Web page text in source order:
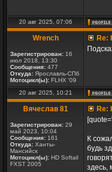
20 авг 2025, 07:06
Wrench
Зарегистрирован: 16
июл 2018, 13:30
Сообщения: 477
Откуда: Ярославль-СПб
Мотоцикл(ы): FLHX '09
Re:
20 авг 2025, 10:21
Вячеслав 81
Зарегистрирован: 29
май 2023, 10:04
Сообщения: 161
Откуда: Ханты-
Мансийск
Мотоцикл(ы): HD Softail
FXST 2005
Re:
К
будь
здесь,